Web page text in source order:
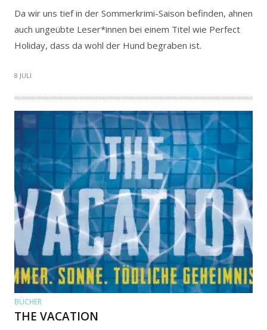
Da wir uns tief in der Sommerkrimi-Saison befinden, ahnen
auch ungeübte Leser*innen bei einem Titel wie Perfect
Holiday, dass da wohl der Hund begraben ist.
8 JULI
BÜCHER
THE VACATION